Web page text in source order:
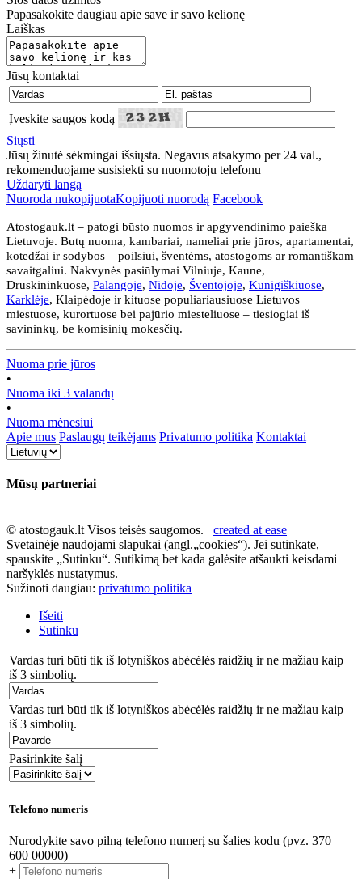
Papasakokite daugiau apie save ir savo kelionę
Laiškas
Jūsų kontaktai
Įveskite saugos kodą
Siųsti
Jūsų žinutė sėkmingai išsiųsta. Negavus atsakymo per 24 val.,
rekomenduojame susisiekti su nuomotoju telefonu
Uždaryti langą
Nuoroda nukopijuotaKopijuoti nuorodą Facebook
Atostogauk.lt – patogi būsto nuomos ir apgyvendinimo paieška
Lietuvoje. Butų nuoma, kambariai, nameliai prie jūros, apartamentai,
kotedžai ir sodybos – poilsiui, šventėms, atostogoms ar romantiškam
savaitgaliui. Nakvynės pasiūlymai Vilniuje, Kaune,
Druskininkuose, Palangoje, Nidoje, Šventojoje, Kunigiškiuose,
Karklėje, Klaipėdoje ir kituose populiariausiuose Lietuvos
miestuose, kurortuose bei pajūrio miesteliuose – tiesiogiai iš
savininkų, be komisinių mokesčių.
Nuoma prie jūros
•
Nuoma iki 3 valandų
•
Nuoma mėnesiui
Apie mus Paslaugų teikėjams Privatumo politika Kontaktai
Mūsų partneriai
© atostogauk.lt Visos teisės saugomos. created at ease
Svetainėje naudojami slapukai (angl.„cookies“). Jei sutinkate,
spauskite „Sutinku“. Sutikimą bet kada galėsite atšaukti keisdami
naršyklės nustatymus.
Sužinoti daugiau: privatumo politika
Išeiti
Sutinku
Vardas turi būti tik iš lotyniškos abėcėlės raidžių ir ne mažiau kaip
iš 3 simbolių.
Vardas turi būti tik iš lotyniškos abėcėlės raidžių ir ne mažiau kaip
iš 3 simbolių.
Pasirinkite šalį
Telefono numeris
Nurodykite savo pilną telefono numerį su šalies kodu (pvz. 370
600 00000)
+